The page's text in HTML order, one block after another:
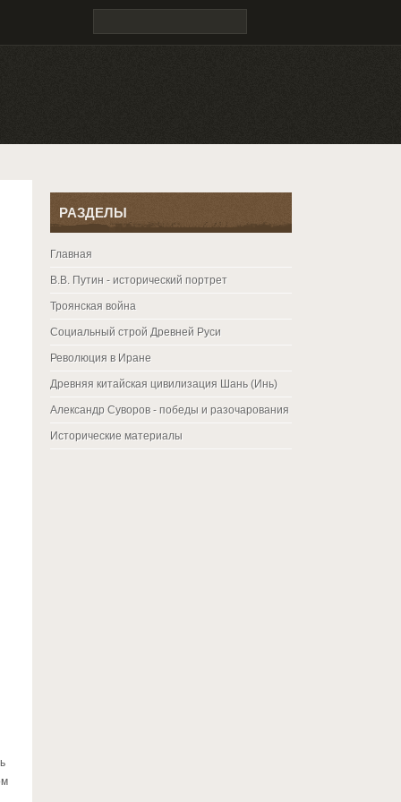
РАЗДЕЛЫ
Главная
В.В. Путин - исторический портрет
Троянская война
Социальный строй Древней Руси
Революция в Иране
Древняя китайская цивилизация Шань (Инь)
Александр Суворов - победы и разочарования
Исторические материалы